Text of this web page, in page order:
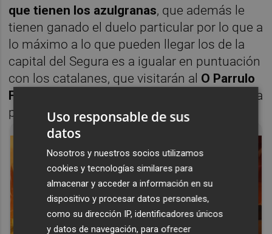
que tienen los azulgranas, que además le
tienen ganado el duelo particular por lo que a
lo máximo a lo que pueden llegar los de la
capital del Segura es a igualar en puntuación
con los catalanes, que visitarán al O Parrulo
Ferrol
, pero incluso así el primer puesto sería
para estos.Uso responsable de sus
datos
Nosotros y nuestros socios utilizamos
cookies y tecnologías similares para
almacenar y acceder a información en su
dispositivo y procesar datos personales,
como su dirección IP, identificadores únicos
y datos de navegación, para ofrecer